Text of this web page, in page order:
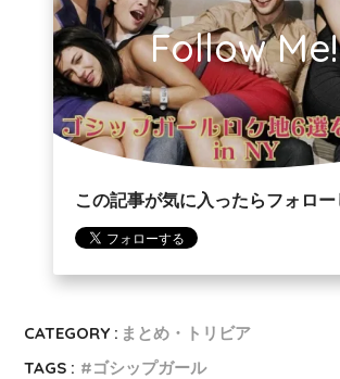
Follow Me!
この記事が気に入ったらフォロー
CATEGORY : まとめ・トリビア
TAGS :
ゴシップガール